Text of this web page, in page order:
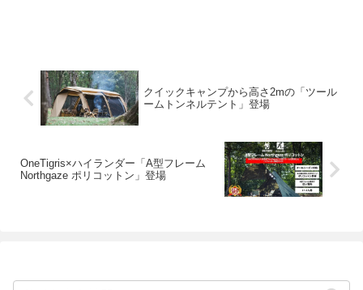
クイックキャンプから高さ2mの「ツール
ームトンネルテント」登場
OneTigris×ハイランダー「A型フレーム
Northgaze ポリコットン」登場